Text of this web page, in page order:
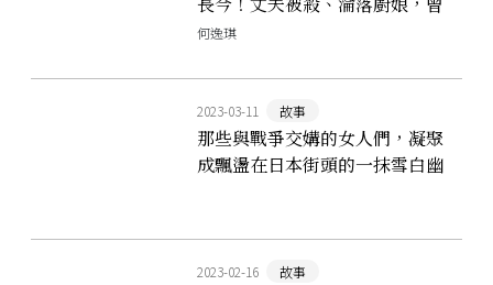
經的名媛如何靠著甜點東山再
何逸琪
2023-03-11 故事
那些與戰爭交媾的女人們，凝聚
成飄盪在日本街頭的一抹雪白幽
2023-02-16 故事